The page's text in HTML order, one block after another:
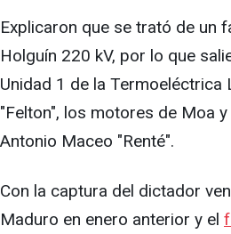
Explicaron que se trató de un
Holguín 220 kV, por lo que
Unidad 1 de la Termoeléctrica
"Felton", los motores de Moa
Antonio Maceo "Renté".
Con la captura del dictador
Maduro en enero anterior y el